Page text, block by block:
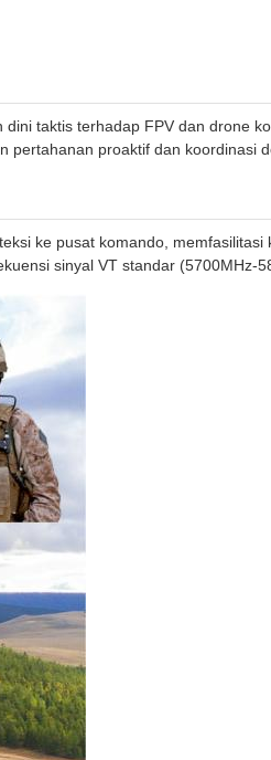
taktis terhadap FPV dan drone
proaktif dan koordinasi
ke pusat komando,
sinyal VT standar (5700MHz-